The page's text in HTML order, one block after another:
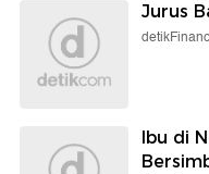
Jurus
Ibu di